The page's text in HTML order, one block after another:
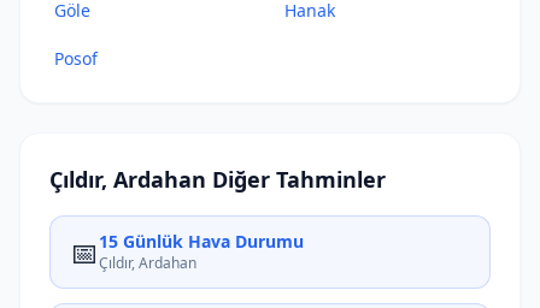
Göle Hanak
Posof
Çıldır, Ardahan Diğer Tahminler
📅 15 Günlük Hava Durumu
Çıldır, Ardahan